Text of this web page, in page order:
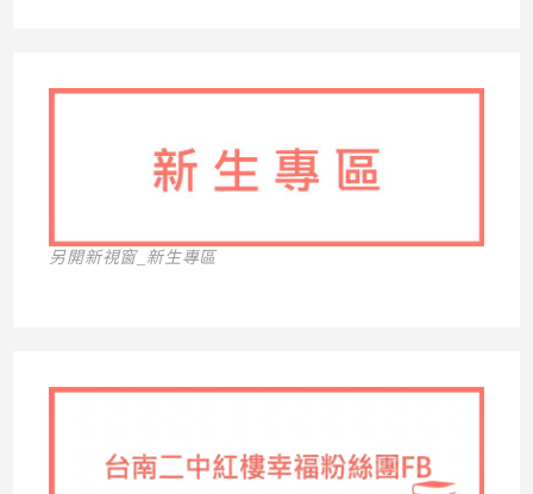
另開新視窗_新生專區